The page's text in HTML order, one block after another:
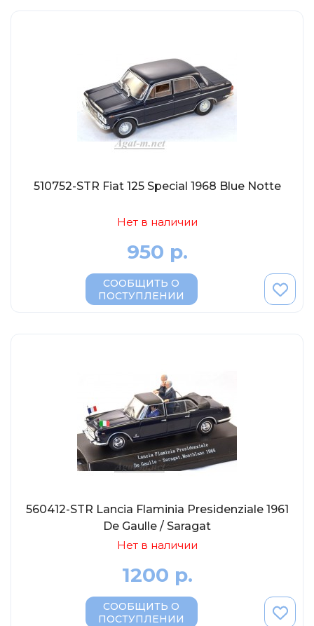
MODIMIO Collections
Мастерская ГОСТ
J-Collection
Декали (Украина)
510752-STR Fiat 125 Special 1968 Blue Notte
Нет в наличии
950 р.
СООБЩИТЬ О
ПОСТУПЛЕНИИ
560412-STR Lancia Flaminia Presidenziale 1961
De Gaulle / Saragat
Нет в наличии
1200 р.
СООБЩИТЬ О
ПОСТУПЛЕНИИ